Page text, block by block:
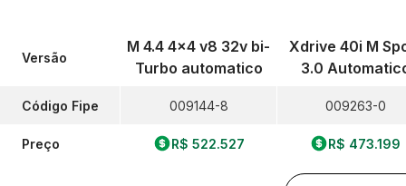
Versão
Código Fipe
Preço
M 4.4 4x4 v8 32v bi-
Turbo automatico
009144-8
R$ 522.527
Xdrive 40i M
3.0
009263-0
R$ 473.199